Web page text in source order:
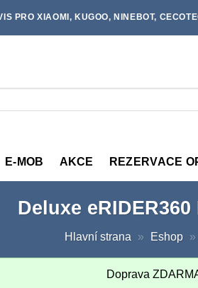
PRO XIAOMI, KUGOO, NINEBOT,
E-MOB AKCE REZERVACE
Deluxe
Hlavní strana » Eshop »
Doprava